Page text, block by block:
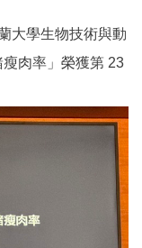
大學生物技術與動
肉率」榮獲第 23